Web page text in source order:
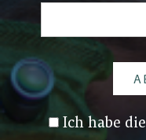
Ich habe die